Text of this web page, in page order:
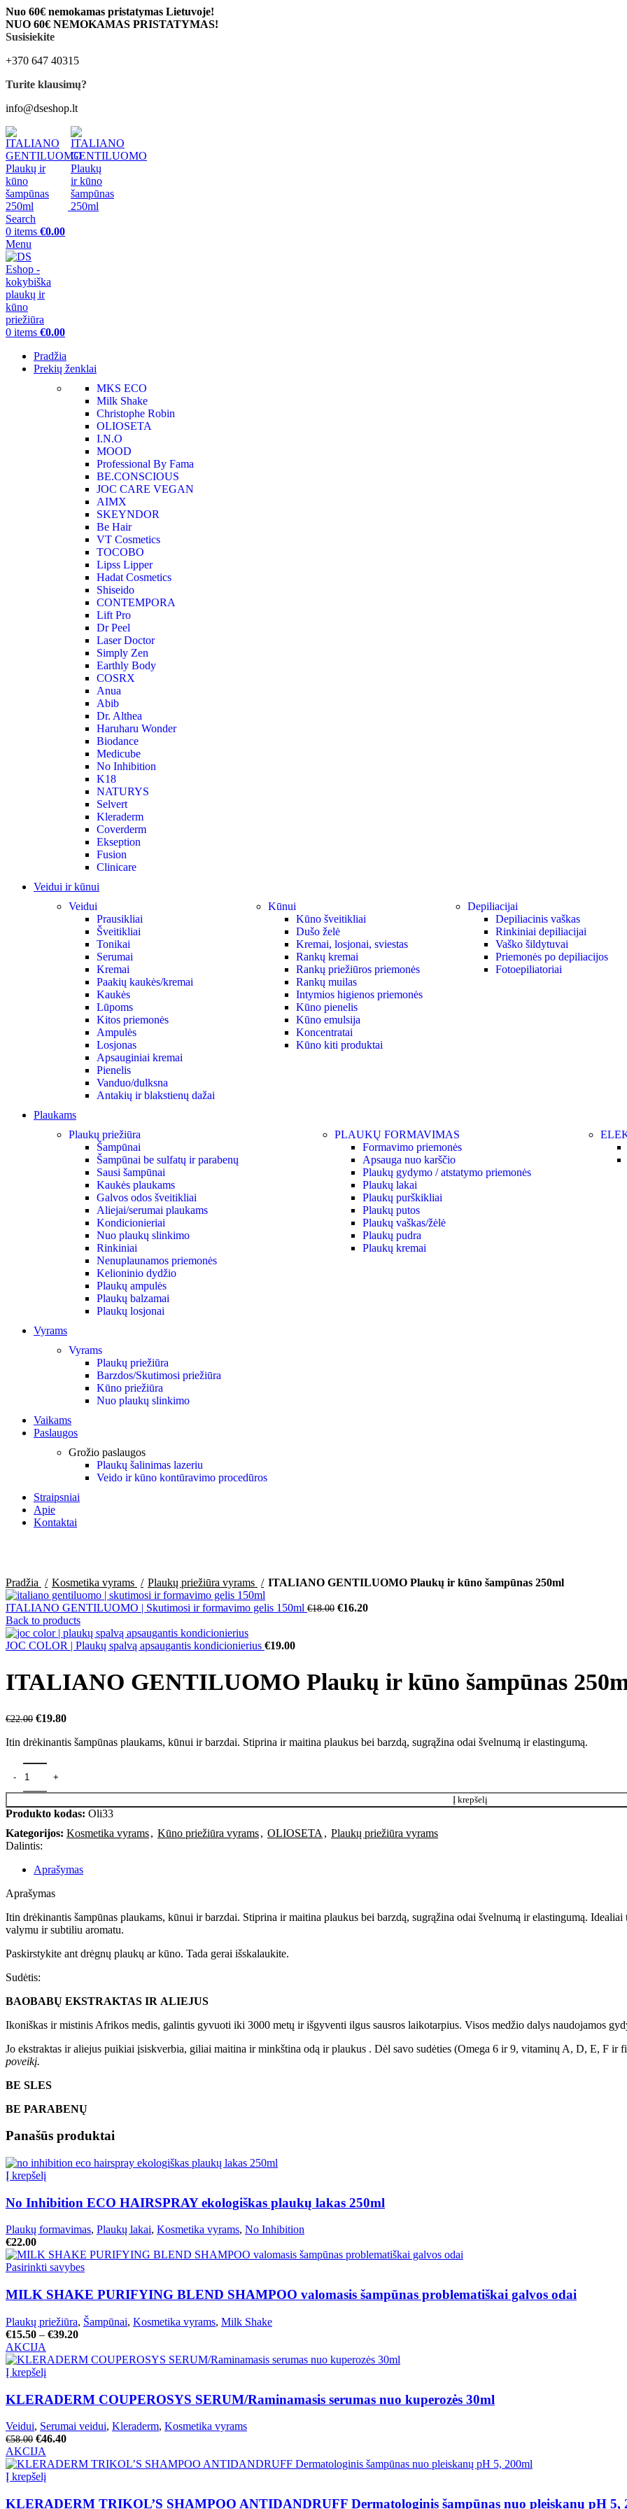
Nuo 60€ nemokamas pristatymas Lietuvoje!
NUO 60€ NEMOKAMAS PRISTATYMAS!
Susisiekite
+370 647 40315
Turite klausimų?
info@dseshop.lt
Search
0 items €0.00
Menu
0 items €0.00
Pradžia
Prekių ženklai
MKS ECO
Milk Shake
Christophe Robin
OLIOSETA
I.N.O
MOOD
Professional By Fama
BE.CONSCIOUS
JOC CARE VEGAN
AIMX
SKEYNDOR
Be Hair
VT Cosmetics
TOCOBO
Lipss Lipper
Hadat Cosmetics
Shiseido
CONTEMPORA
Lift Pro
Dr Peel
Laser Doctor
Simply Zen
Earthly Body
COSRX
Anua
Abib
Dr. Althea
Haruharu Wonder
Biodance
Medicube
No Inhibition
K18
NATURYS
Selvert
Kleraderm
Coverderm
Ekseption
Fusion
Clinicare
Veidui ir kūnui
Veidui
Prausikliai
Šveitikliai
Tonikai
Serumai
Kremai
Paakių kaukės/kremai
Kaukės
Lūpoms
Kitos priemonės
Ampulės
Losjonas
Apsauginiai kremai
Pienelis
Vanduo/dulksna
Antakių ir blakstienų dažai
Kūnui
Kūno šveitikliai
Dušo želė
Kremai, losjonai, sviestas
Rankų kremai
Rankų priežiūros priemonės
Rankų muilas
Intymios higienos priemonės
Kūno pienelis
Kūno emulsija
Koncentratai
Kūno kiti produktai
Depiliacijai
Depiliacinis vaškas
Rinkiniai depiliacijai
Vaško šildytuvai
Priemonės po depiliacijos
Fotoepiliatoriai
Plaukams
Plaukų priežiūra
Šampūnai
Šampūnai be sulfatų ir parabenų
Sausi šampūnai
Kaukės plaukams
Galvos odos šveitikliai
Aliejai/serumai plaukams
Kondicionieriai
Nuo plaukų slinkimo
Rinkiniai
Nenuplaunamos priemonės
Kelioninio dydžio
Plaukų ampulės
Plaukų balzamai
Plaukų losjonai
PLAUKŲ FORMAVIMAS
Formavimo priemonės
Apsauga nuo karščio
Plaukų gydymo / atstatymo priemonės
Plaukų lakai
Plaukų purškikliai
Plaukų putos
Plaukų vaškas/žėlė
Plaukų pudra
Plaukų kremai
Vyrams
Vyrams
Plaukų priežiūra
Barzdos/Skutimosi priežiūra
Kūno priežiūra
Nuo plaukų slinkimo
Vaikams
Paslaugos
Grožio paslaugos
Plaukų šalinimas lazeriu
Veido ir kūno kontūravimo procedūros
Straipsniai
Apie
Kontaktai
Pradžia
Kosmetika vyrams Plaukų priežiūra vyrams ITALIANO GENTILUOMO Plaukų ir kūno šampūnas 250ml
ITALIANO GENTILUOMO | Skutimosi ir formavimo gelis 150ml €18.00 €16.20
Back to products
JOC COLOR | Plaukų spalvą apsaugantis kondicionierius €19.00
ITALIANO GENTILUOMO Plaukų ir kūno šampūnas
€22.00 €19.80
Itin drėkinantis šampūnas plaukams, kūnui ir barzdai. Stiprina ir maitina plaukus bei barzdą, sugrąžina odai švelnumą ir elastingumą.
Į krepšelį
Produkto kodas: Oli33
Kategorijos: Kosmetika vyrams, Kūno priežiūra vyrams, OLIOSETA , Plaukų priežiūra vyrams
Dalintis:
Aprašymas
Aprašymas
Itin drėkinantis šampūnas plaukams, kūnui ir barzdai. Stiprina ir maitina plaukus bei barzdą, sugrąžina odai švelnumą ir elastingumą.
valymu ir subtiliu aromatu.
Paskirstykite ant drėgnų plaukų ar kūno. Tada gerai išskalaukite.
Sudėtis:
BAOBABŲ EKSTRAKTAS IR ALIEJUS
Ikoniškas ir mistinis Afrikos medis, galintis gyvuoti iki 3000 metų ir išgyventi ilgus sausros laikotarpius. Visos medžio dalys naudojamos
Jo ekstraktas ir aliejus puikiai įsiskverbia, giliai maitina ir minkština odą ir plaukus . Dėl savo sudėties (Omega 6 ir 9, vitaminų A, D, E, F ir
poveikį.
BE SLES
BE PARABENŲ
Panašūs produktai
Į krepšelį
No Inhibition ECO HAIRSPRAY ekologiškas plaukų lakas 250ml
Plaukų formavimas, Plaukų lakai, Kosmetika vyrams, No Inhibition
€22.00
Pasirinkti savybes
MILK SHAKE PURIFYING BLEND SHAMPOO valomasis šampūnas problematiškai galvos odai
Plaukų priežiūra, Šampūnai, Kosmetika vyrams, Milk Shake
€15.50 – €39.20
AKCIJA
Į krepšelį
KLERADERM COUPEROSYS SERUM/Raminamasis serumas nuo kuperozės 30ml
Veidui, Serumai veidui, Kleraderm, Kosmetika vyrams
€58.00 €46.40
AKCIJA
Į krepšelį
KLERADERM TRIKOL’S SHAMPOO ANTIDANDRUFF Dermatologinis šampūnas nuo pleiskanų pH 5,